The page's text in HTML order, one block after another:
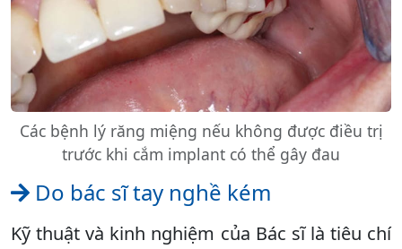
Các bệnh lý răng miệng nếu không được điều trị
trước khi cắm implant có thể gây đau
Do bác sĩ tay nghề kém
Kỹ thuật và kinh nghiệm của Bác sĩ là tiêu chí